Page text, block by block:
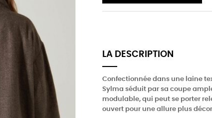
LA DESCRIPTION
Confectionnée dans une laine
Sylma séduit par sa coupe
modulable, qui peut se porter
ouvert pour une allure plus